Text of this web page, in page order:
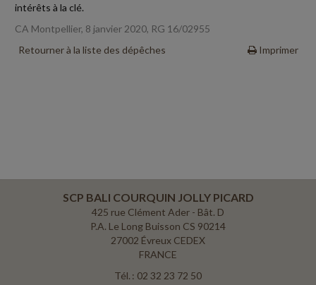
intérêts à la clé.
CA Montpellier, 8 janvier 2020, RG 16/02955
Retourner à la liste des dépêches
Imprimer
SCP BALI COURQUIN JOLLY PICARD
425 rue Clément Ader - Bât. D
P.A. Le Long Buisson CS 90214
27002 Évreux CEDEX
FRANCE
Tél. : 02 32 23 72 50